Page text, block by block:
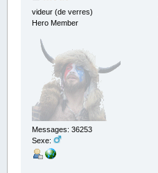
videur (de verres)
Hero Member
Messages: 36253
Sexe: